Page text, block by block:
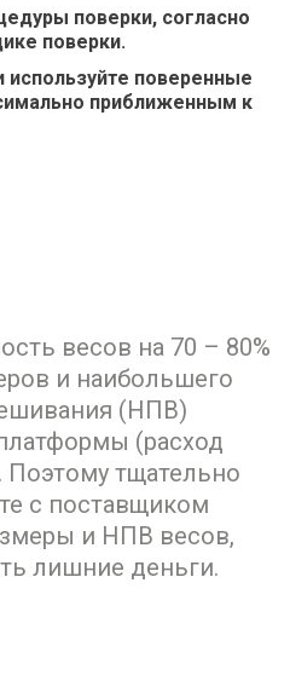
поверки, согласно
поверки.
используйте поверенные
приближенным к
весов на 70 – 80%
и наибольшего
(НПВ)
(расход
Поэтому тщательно
с поставщиком
и НПВ весов,
лишние деньги.